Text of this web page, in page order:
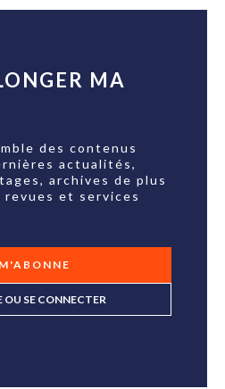
MA
des contenus
actualités,
archives de plus
et services
OU SE CONNECTER